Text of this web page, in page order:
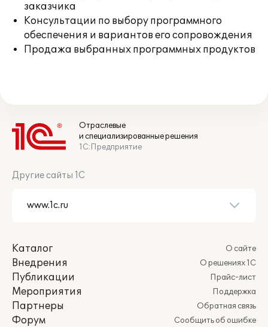
заказчика
Консультации по выбору программного
обеспечения и вариантов его сопровождения
Продажа выбранных программных продуктов
Отраслевые
и специализированные решения
1С:Предприятие
Другие сайты 1С
Каталог
Внедрения
Публикации
Мероприятия
Партнеры
Форум
О сайте
О решениях 1С
Прайс-лист
Поддержка
Обратная связь
Сообщить об ошибке